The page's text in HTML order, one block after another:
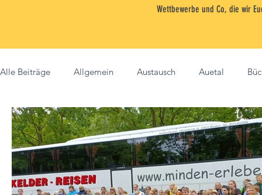
Wettbewerbe und Co, die wir
Alle Beiträge Allgemein Austausch Auetal
Nenndorf NJF Integration Jugendfeuerwehr
Ori-Marsch Nienstädt Jugendforum Flori